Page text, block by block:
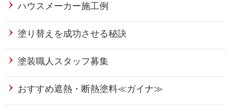
ハウスメーカー施工例
塗り替えを成功させる秘訣
塗装職人スタッフ募集
おすすめ遮熱・断熱塗料≪ガイナ≫